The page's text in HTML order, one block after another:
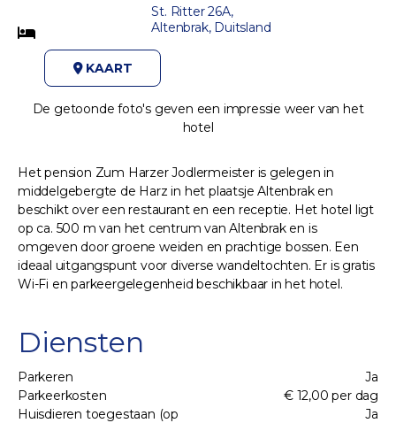
St. Ritter 26A,
Altenbrak, Duitsland
KAART
De getoonde foto's geven een impressie weer van het
hotel
Het pension Zum Harzer Jodlermeister is gelegen in
middelgebergte de Harz in het plaatsje Altenbrak en
beschikt over een restaurant en een receptie. Het hotel ligt
op ca. 500 m van het centrum van Altenbrak en is
omgeven door groene weiden en prachtige bossen. Een
ideaal uitgangspunt voor diverse wandeltochten. Er is gratis
Wi-Fi en parkeergelegenheid beschikbaar in het hotel.
Diensten
Parkeren
Ja
Parkeerkosten
€ 12,00 per dag
Huisdieren toegestaan (op
Ja